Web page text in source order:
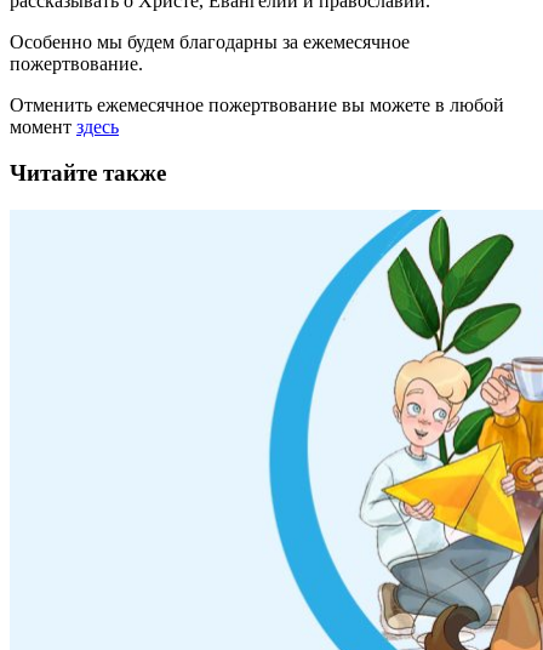
Особенно мы будем благодарны за ежемесячное
пожертвование.
Отменить ежемесячное пожертвование вы можете в любой
момент здесь
Читайте также